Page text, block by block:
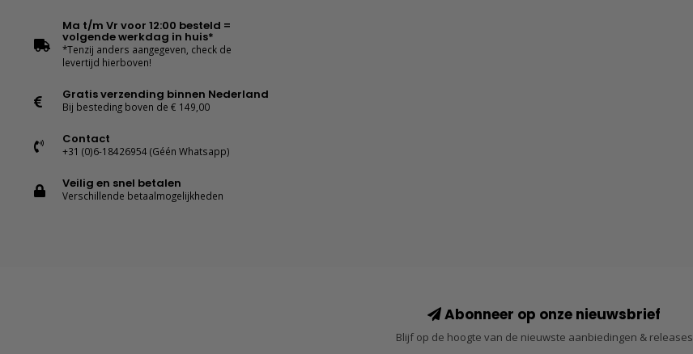
Ma t/m Vr voor 12:00 besteld =
volgende werkdag in huis*
*Tenzij anders aangegeven, check de
levertijd hierboven!
Gratis verzending binnen Nederland
Bij besteding boven de € 149,00
Contact
+31 (0)6-18426954 (Géén Whatsapp)
Veilig en snel betalen
Verschillende betaalmogelijkheden
Abonneer op onze nieuwsbrief
Blijf op de hoogte van de nieuwste aanbiedingen & releases